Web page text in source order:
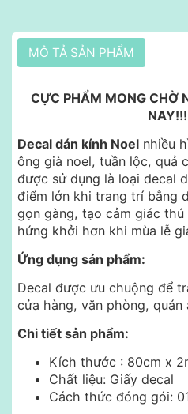
MÔ TẢ SẢN PHẨM
CỰC PHẨM MONG CHỜ
Decal dán kính Noel nhiều
ông già noel, tuần lộc, quả
được sử dụng là loại decal
điểm lớn khi trang trí bằng
gọn gàng, tạo cảm giác
hứng khởi hơn khi mùa lễ
Ứng dụng sản phẩm:
Decal được ưu chuộng để
cửa hàng, văn phòng, quán
Chi tiết sản phẩm:
Kích thước : 80cm x
Chất liệu: Giấy decal
Cách thức đóng gói: